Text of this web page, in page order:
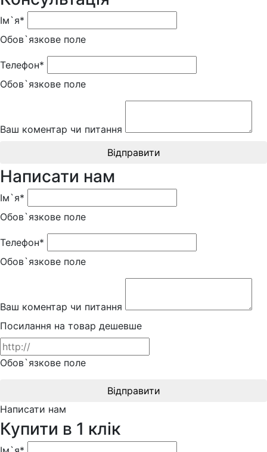
Ім`я*
Обов`язкове поле
Телефон*
Обов`язкове поле
Ваш коментар чи питання
Відправити
Написати нам
Ім`я*
Обов`язкове поле
Телефон*
Обов`язкове поле
Ваш коментар чи питання
Посилання на товар дешевше
Обов`язкове поле
Відправити
Написати нам
Купити в 1 клік